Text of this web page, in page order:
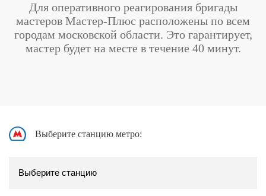
Для оперативного реагирования бригады
мастеров Мастер-Плюс расположены по всем
городам московской области. Это гарантирует,
мастер будет на месте в течение 40 минут.
Выберите станцию метро: